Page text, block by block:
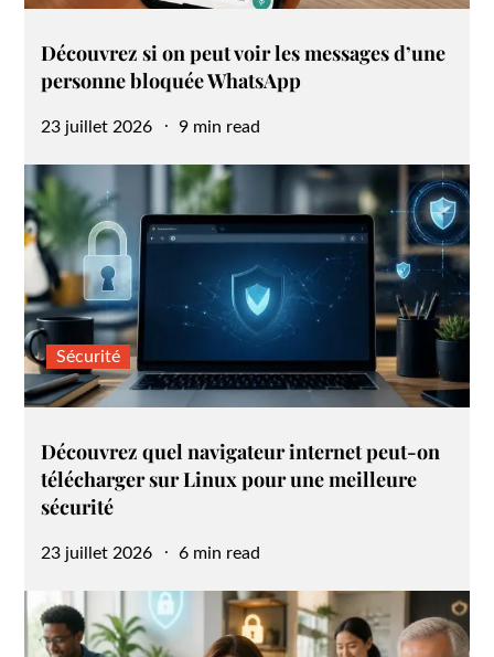
Découvrez si on peut voir les messages d’une
personne bloquée WhatsApp
Posted
23 juillet 2026 9 min read
Sécurité
Découvrez quel navigateur internet peut-on
télécharger sur Linux pour une meilleure
sécurité
Posted
23 juillet 2026 6 min read